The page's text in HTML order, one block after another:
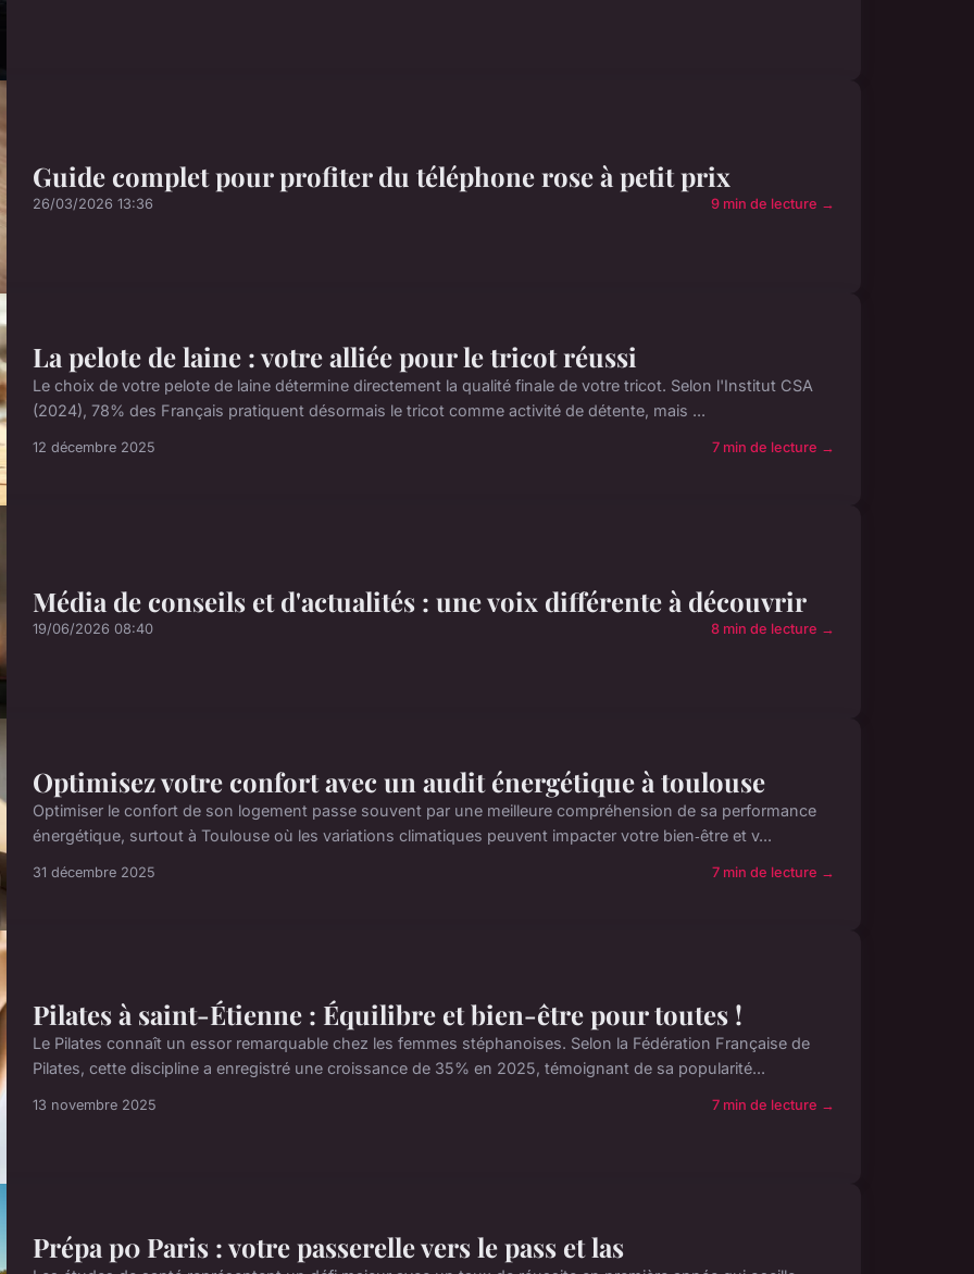
Guide complet pour profiter du téléphone rose à petit prix
26/03/2026 13:36 9 min de lecture →
La pelote de laine : votre alliée pour le tricot réussi
Le choix de votre pelote de laine détermine directement la qualité finale de votre tricot. Selon l'Institut CSA
(2024), 78% des Français pratiquent désormais le tricot comme activité de détente, mais ...
12 décembre 2025 7 min de lecture →
Média de conseils et d'actualités : une voix différente à découvrir
19/06/2026 08:40 8 min de lecture →
Optimisez votre confort avec un audit énergétique à toulouse
Optimiser le confort de son logement passe souvent par une meilleure compréhension de sa performance
énergétique, surtout à Toulouse où les variations climatiques peuvent impacter votre bien‑être et v...
31 décembre 2025 7 min de lecture →
Pilates à saint-Étienne : Équilibre et bien-être pour toutes !
Le Pilates connaît un essor remarquable chez les femmes stéphanoises. Selon la Fédération Française de
Pilates, cette discipline a enregistré une croissance de 35% en 2025, témoignant de sa popularité...
13 novembre 2025 7 min de lecture →
Prépa p0 Paris : votre passerelle vers le pass et las